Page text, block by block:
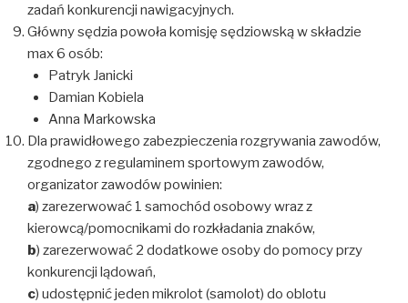
zadań konkurencji nawigacyjnych.
Główny sędzia powoła komisję sędziowską w składzie
max 6 osób:
Patryk Janicki
Damian Kobiela
Anna Markowska
Dla prawidłowego zabezpieczenia rozgrywania zawodów,
zgodnego z regulaminem sportowym zawodów,
organizator zawodów powinien:
a) zarezerwować 1 samochód osobowy wraz z
kierowcą/pomocnikami do rozkładania znaków,
b) zarezerwować 2 dodatkowe osoby do pomocy przy
konkurencji lądowań,
c) udostępnić jeden mikrolot (samolot) do oblotu